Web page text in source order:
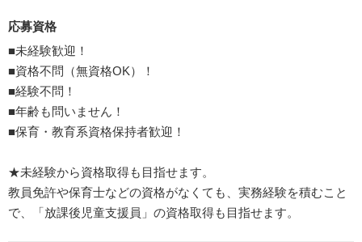
応募資格
■未経験歓迎！
■資格不問（無資格OK）！
■経験不問！
■年齢も問いません！
■保育・教育系資格保持者歓迎！
★未経験から資格取得も目指せます。
教員免許や保育士などの資格がなくても、実務経験を積むこと
で、「放課後児童支援員」の資格取得も目指せます。